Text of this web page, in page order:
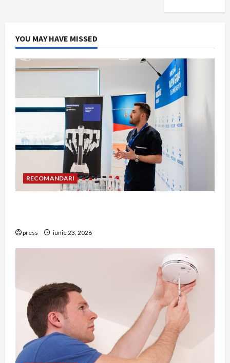
YOU MAY HAVE MISSED
RECOMANDARI
press iunie 23, 2026